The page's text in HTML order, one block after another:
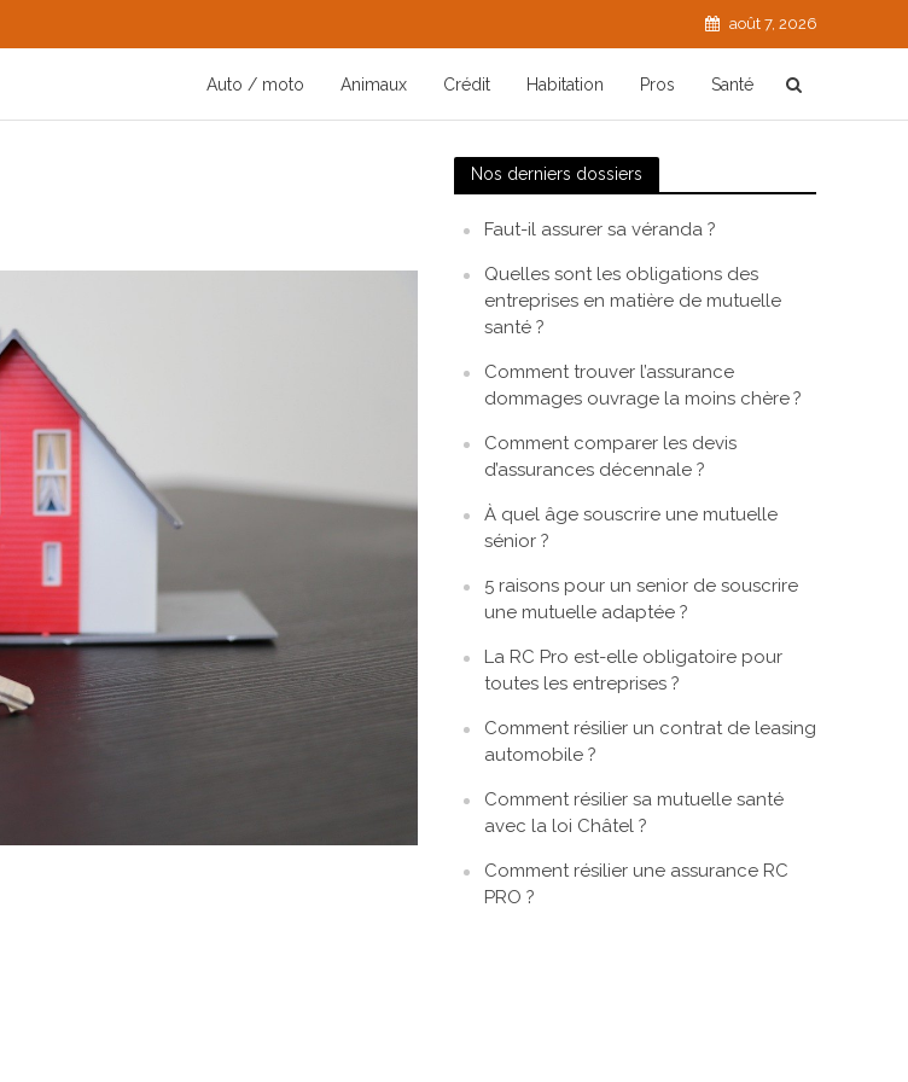
août 7, 2026
Auto / moto Animaux Crédit Habitation Pros Santé
Nos derniers dossiers
Faut-il assurer sa véranda ?
Quelles sont les obligations des
entreprises en matière de mutuelle
santé ?
Comment trouver l’assurance
dommages ouvrage la moins chère ?
Comment comparer les devis
d’assurances décennale ?
À quel âge souscrire une mutuelle
sénior ?
5 raisons pour un senior de souscrire
une mutuelle adaptée ?
La RC Pro est-elle obligatoire pour
toutes les entreprises ?
Comment résilier un contrat de leasing
automobile ?
Comment résilier sa mutuelle santé
avec la loi Châtel ?
Comment résilier une assurance RC
PRO ?